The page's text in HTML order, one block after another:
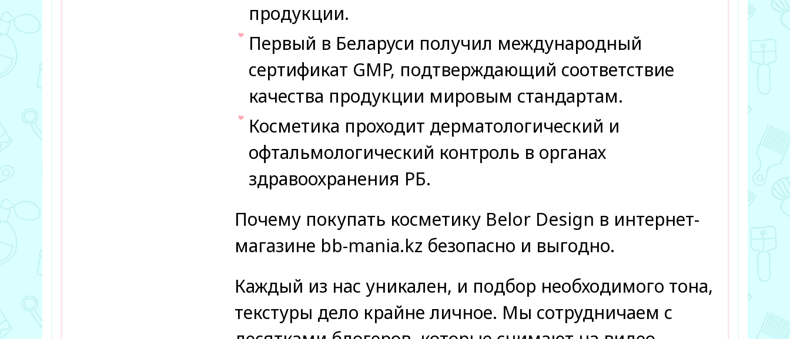
продукции.
Первый в Беларуси получил международный
сертификат GMP, подтверждающий соответствие
качества продукции мировым стандартам.
Косметика проходит дерматологический и
офтальмологический контроль в органах
здравоохранения РБ.
Почему покупать косметику Belor Design в интернет-
магазине bb-mania.kz безопасно и выгодно.
Каждый из нас уникален, и подбор необходимого тона,
текстуры дело крайне личное. Мы сотрудничаем с